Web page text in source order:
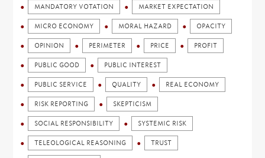
MANDATORY VOTATION MARKET EXPECTATION
MICRO ECONOMY MORAL HAZARD OPACITY
OPINION PERIMETER PRICE PROFIT
PUBLIC GOOD PUBLIC INTEREST
PUBLIC SERVICE QUALITY REAL ECONOMY
RISK REPORTING SKEPTICISM
SOCIAL RESPONSIBILITY SYSTEMIC RISK
TELEOLOGICAL REASONING TRUST